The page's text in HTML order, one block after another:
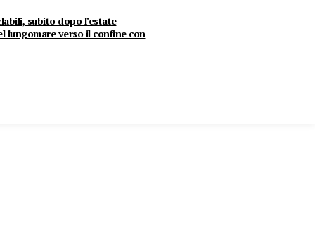
subito dopo l’estate
lungomare verso il confine con